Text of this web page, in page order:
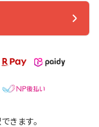
きます。